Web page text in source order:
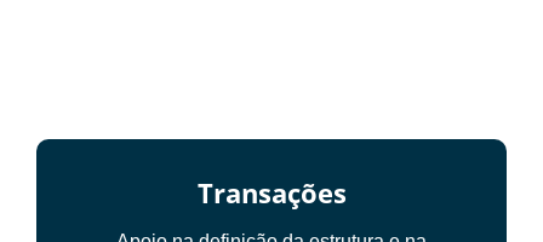
Transações